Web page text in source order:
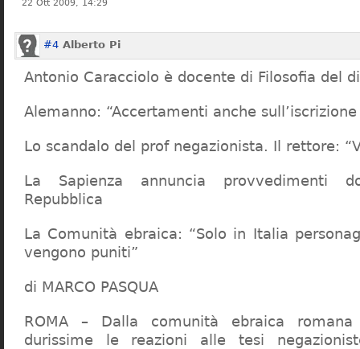
22 Ott 2009, 14:29
#4 Alberto Pi
Antonio Caracciolo è docente di Filosofia del
Alemanno: “Accertamenti anche
Lo scandalo del prof negazionista. Il rettore:
La Sapienza annuncia provvedimenti
Repubblica
La Comunità ebraica: “Solo in Italia
vengono puniti”
di MARCO PASQUA
ROMA – Dalla comunità ebraica
durissime le reazioni alle tesi